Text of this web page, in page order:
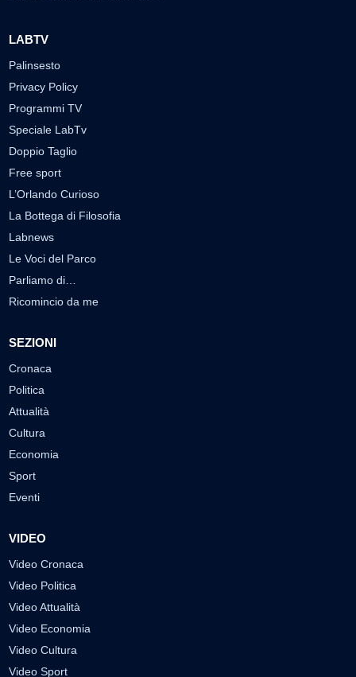
LABTV
Palinsesto
Privacy Policy
Programmi TV
Speciale LabTv
Doppio Taglio
Free sport
L’Orlando Curioso
La Bottega di Filosofia
Labnews
Le Voci del Parco
Parliamo di…
Ricomincio da me
SEZIONI
Cronaca
Politica
Attualità
Cultura
Economia
Sport
Eventi
VIDEO
Video Cronaca
Video Politica
Video Attualità
Video Economia
Video Cultura
Video Sport